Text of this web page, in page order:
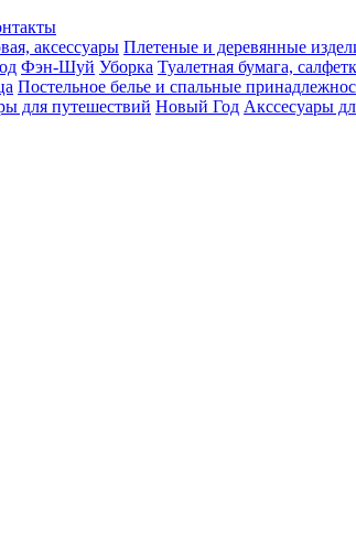
аксессуары Плетеные и деревянные
Фэн-Шуй Уборка Туалетная бумага,
Постельное белье и спальные
для путешествий Новый Год Акссесуары